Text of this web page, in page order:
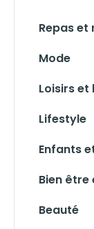
Repas
Mode
Loisirs et
Lifestyle
Enfants
Bien être
Beauté